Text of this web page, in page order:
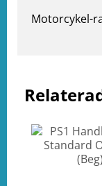
Motorcykel-